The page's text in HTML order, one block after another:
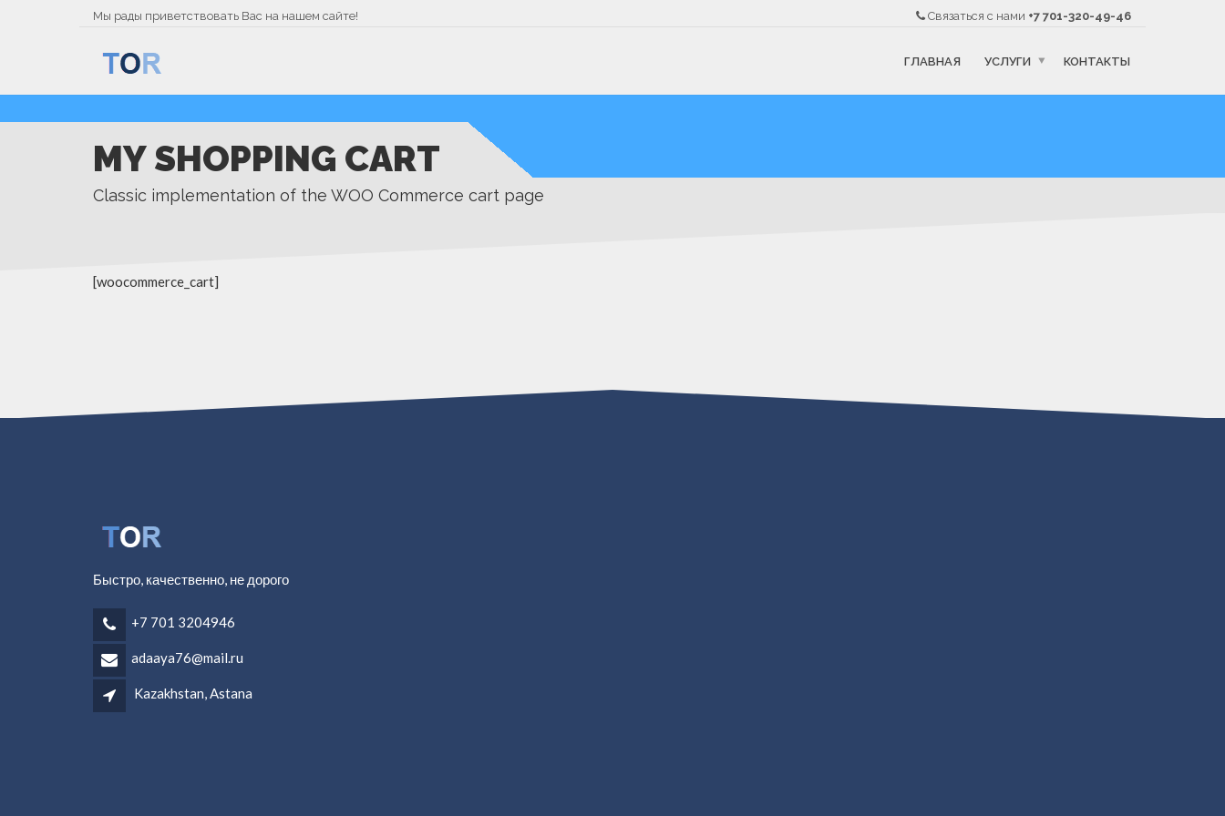
Мы рады приветствовать Вас на нашем сайте! Связаться с нами +7 701-320-49-46
ГЛАВНАЯ УСЛУГИ КОНТАКТЫ
MY SHOPPING CART
Classic implementation of the WOO Commerce cart page
[woocommerce_cart]
Быстро, качественно, не дорого
+7 701 3204946
adaaya76@mail.ru
Kazakhstan, Astana